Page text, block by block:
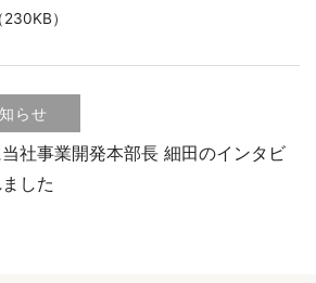
230KB）
らせ
当社事業開発本部長 細田のインタビ
した